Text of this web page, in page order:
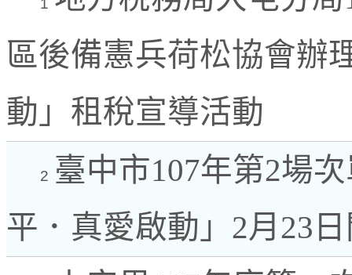
1
區後備憲兵荷松協會辦
動」租稅宣導活動
2 臺中市107年第2場
平．真愛啟動」2月23